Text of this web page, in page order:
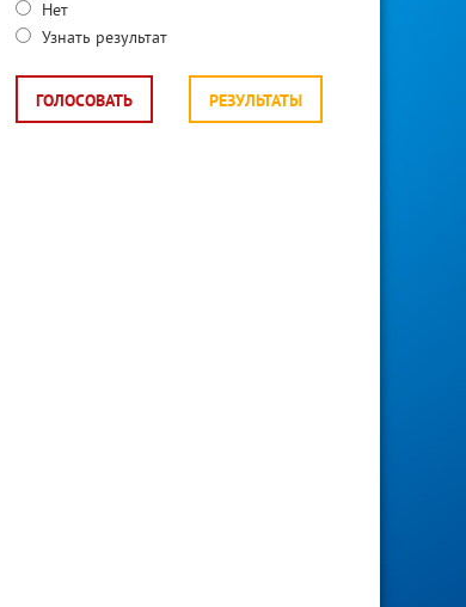
Нет
Узнать результат
ГОЛОСОВАТЬ РЕЗУЛЬТАТЫ